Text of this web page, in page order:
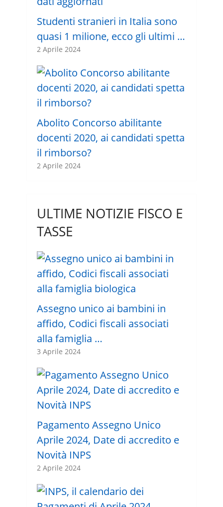
Studenti stranieri in Italia sono
quasi 1 milione, ecco gli ultimi …
2 Aprile 2024
Abolito Concorso abilitante
docenti 2020, ai candidati spetta
il rimborso?
2 Aprile 2024
ULTIME NOTIZIE FISCO E
TASSE
Assegno unico ai bambini in
affido, Codici fiscali associati
alla famiglia …
3 Aprile 2024
Pagamento Assegno Unico
Aprile 2024, Date di accredito e
Novità INPS
2 Aprile 2024